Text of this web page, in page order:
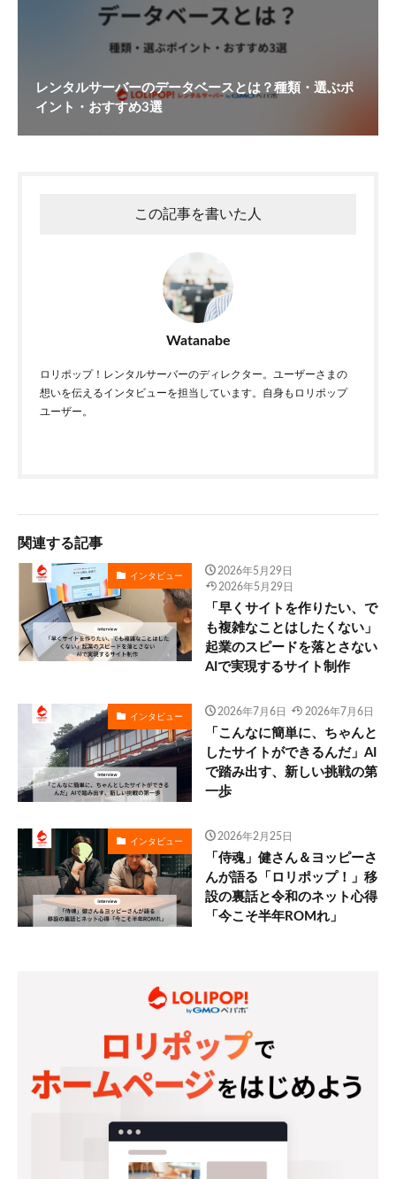
レンタルサーバーのデータベースとは？種類・選ぶポ
イント・おすすめ3選
この記事を書いた人
Watanabe
ロリポップ！レンタルサーバーのディレクター。ユーザーさまの
想いを伝えるインタビューを担当しています。自身もロリポップ
ユーザー。
関連する記事
インタビュー
2026年5月29日
2026年5月29日
「早くサイトを作りたい、で
も複雑なことはしたくない」
起業のスピードを落とさない
AIで実現するサイト制作
インタビュー 2026年7月6日 2026年7月6日
「こんなに簡単に、ちゃんと
したサイトができるんだ」AI
で踏み出す、新しい挑戦の第
一歩
インタビュー 2026年2月25日
「侍魂」健さん＆ヨッピーさ
んが語る「ロリポップ！」移
設の裏話と令和のネット心得
「今こそ半年ROMれ」